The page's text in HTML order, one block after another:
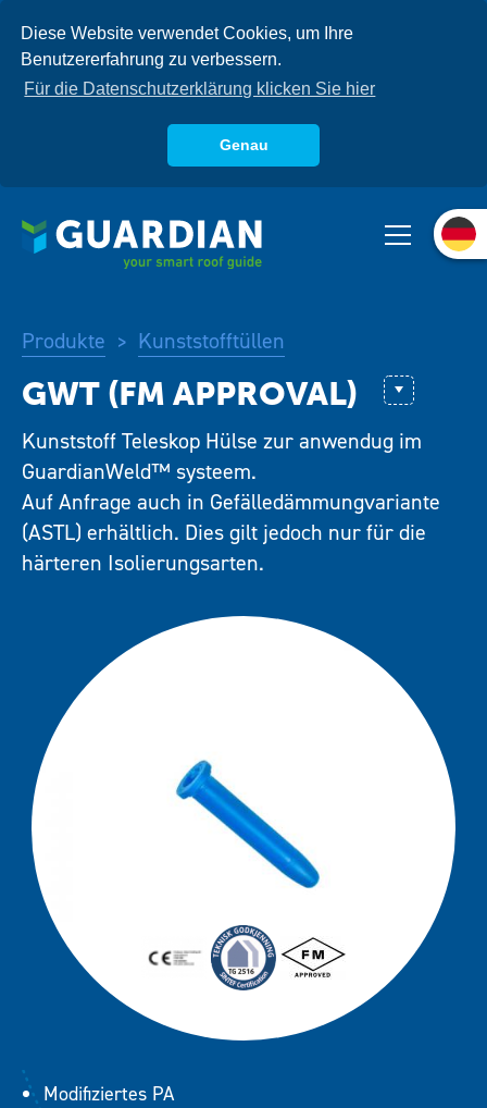
Diese Website verwendet Cookies, um Ihre
Benutzererfahrung zu verbessern.
Für die Datenschutzerklärung klicken Sie hier
Genau
zum
Inhalt
Produkte
Systeme
Downloads
Produkte > Kunststofftüllen
R 48 Large
RB 48 (FM
Kunststoff Teleskop Hülse zur anwendug im
GuardianWeld™ systeem.
Auf Anfrage auch in Gefälledämmungvariante
(ASTL) erhältlich. Dies gilt jedoch nur für die
härteren Isolierungsarten.
Modifiziertes PA